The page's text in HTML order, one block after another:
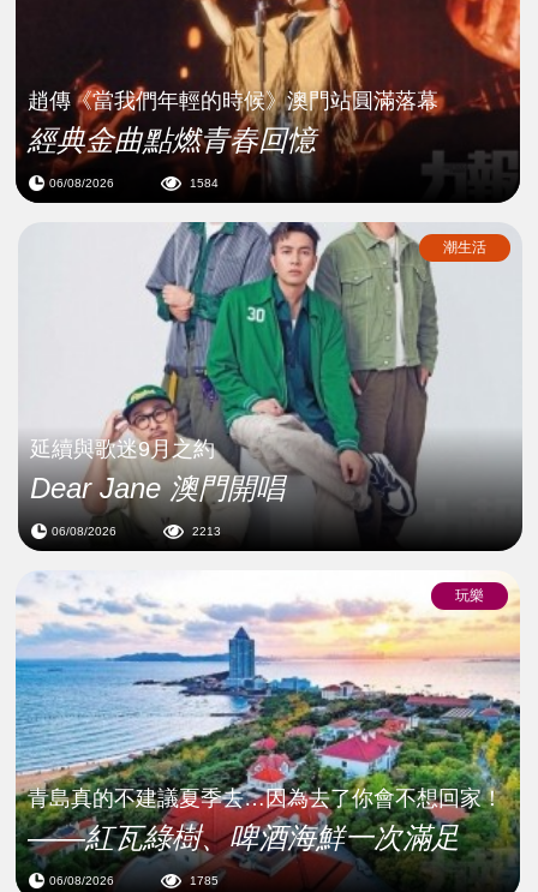
趙傳《當我們年輕的時候》澳門站圓滿落幕
經典金曲點燃青春回憶
06/08/2026 1584
潮生活
延續與歌迷9月之約
Dear Jane 澳門開唱
06/08/2026 2213
玩樂
青島真的不建議夏季去…因為去了你會不想回家！
——紅瓦綠樹、啤酒海鮮一次滿足
06/08/2026 1785